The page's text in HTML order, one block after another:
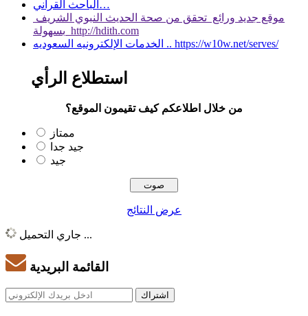
الباحث القرآني…
موقع جديد ورائع تحقق من صحة الحديث النبوي الشريف
بسهولة http://hdith.com
الخدمات الإلكترونيه السعوديه .. https://w10w.net/serves/
استطلاع الرأي
من خلال اطلاعكم كيف تقيمون الموقع؟
ممتاز
جيد جدا
جيد
عرض النتائج
جاري التحميل ...
القائمة البريدية